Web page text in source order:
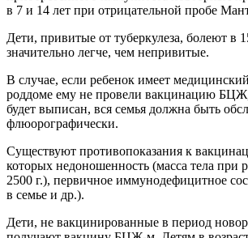
в 7 и 14 лет при отрицательной пробе
Дети, привитые от туберкулеза, болеют в
значительно легче, чем непривитые.
В случае, если ребенок имеет
роддоме ему не провели вакцинацию
будет выписан, вся семья должна быть
флюорографически.
Существуют противопоказания к
которых недоношенность (масса тела при
2500 г.), первичное иммунодефицитное
в семье и др.).
Дети, не вакцинированные в период